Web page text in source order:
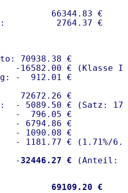
66344.83 €
70938.38 €
-16582.00 € (Klasse I)
-  912.01 €
72672.26 €
- 5089.50 € (Satz:
-  796.05 €
- 6794.86 €
- 1090.08 €
- 1181.77 € ( 1.71%/
- 32446.27 €
69109.20 €